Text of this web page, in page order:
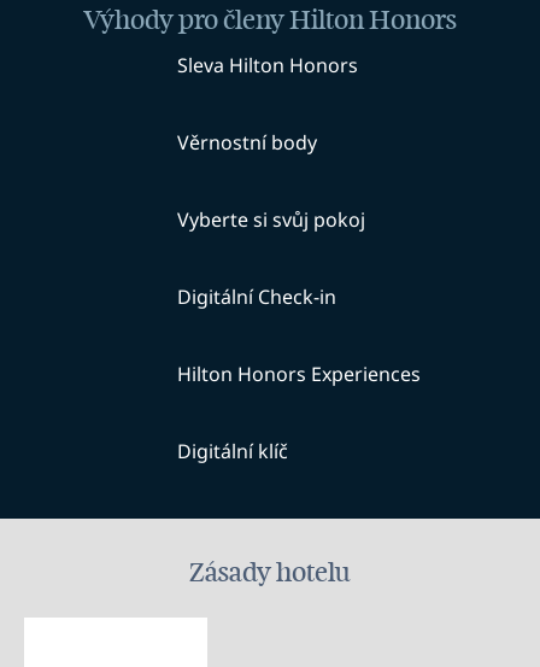
Výhody pro členy Hilton Honors
Sleva Hilton Honors
Věrnostní body
Vyberte si svůj pokoj
Digitální Check-in
Hilton Honors Experiences
Digitální klíč
Zásady hotelu